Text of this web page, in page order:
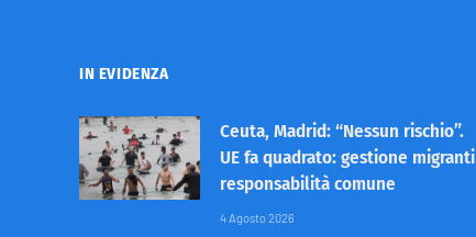
IN EVIDENZA
Ceuta, Madrid: “Nessun rischio”.
UE fa quadrato: gestione migranti
responsabilità comune
4 Agosto 2026